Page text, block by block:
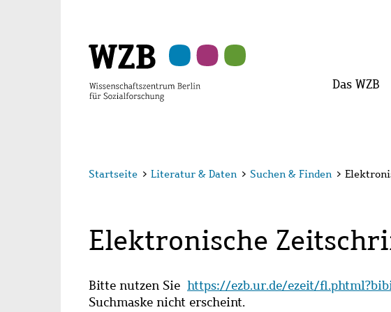
Das WZB
Startseite > Literatur & Daten > Suchen & Finden >
Elektronische
Bitte nutzen Sie https://ezb.ur.de/ezeit/
Suchmaske nicht erscheint.